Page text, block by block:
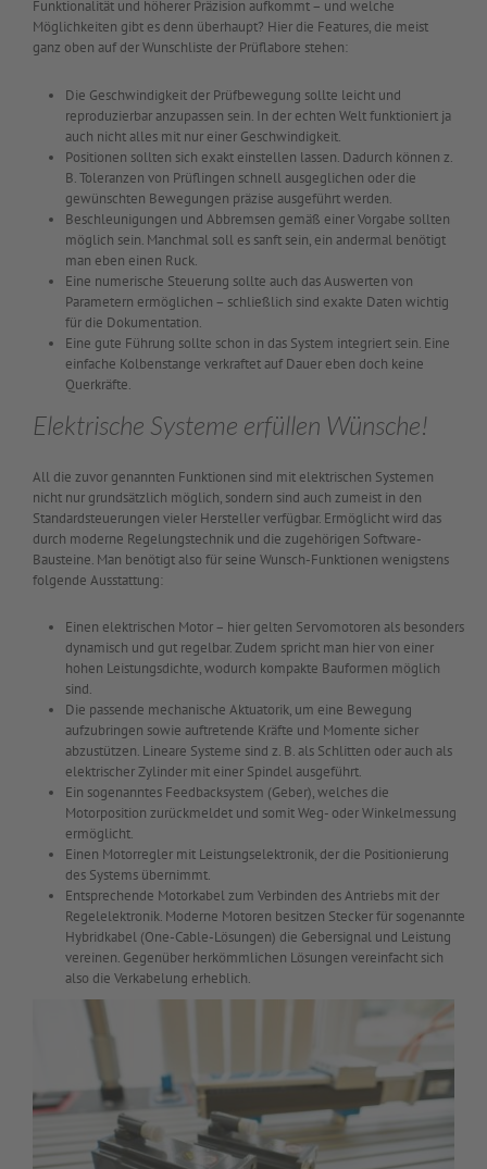
Funktionalität und höherer Präzision aufkommt – und welche
Möglichkeiten gibt es denn überhaupt? Hier die Features, die meist
ganz oben auf der Wunschliste der Prüflabore stehen:
Die Geschwindigkeit der Prüfbewegung sollte leicht und
reproduzierbar anzupassen sein. In der echten Welt funktioniert ja
auch nicht alles mit nur einer Geschwindigkeit.
Positionen sollten sich exakt einstellen lassen. Dadurch können z.
B. Toleranzen von Prüflingen schnell ausgeglichen oder die
gewünschten Bewegungen präzise ausgeführt werden.
Beschleunigungen und Abbremsen gemäß einer Vorgabe sollten
möglich sein. Manchmal soll es sanft sein, ein andermal benötigt
man eben einen Ruck.
Eine numerische Steuerung sollte auch das Auswerten von
Parametern ermöglichen – schließlich sind exakte Daten wichtig
für die Dokumentation.
Eine gute Führung sollte schon in das System integriert sein. Eine
einfache Kolbenstange verkraftet auf Dauer eben doch keine
Querkräfte.
Elektrische Systeme erfüllen Wünsche!
All die zuvor genannten Funktionen sind mit elektrischen Systemen
nicht nur grundsätzlich möglich, sondern sind auch zumeist in den
Standardsteuerungen vieler Hersteller verfügbar. Ermöglicht wird das
durch moderne Regelungstechnik und die zugehörigen Software-
Bausteine. Man benötigt also für seine Wunsch-Funktionen wenigstens
folgende Ausstattung:
Einen elektrischen Motor – hier gelten Servomotoren als besonders
dynamisch und gut regelbar. Zudem spricht man hier von einer
hohen Leistungsdichte, wodurch kompakte Bauformen möglich
sind.
Die passende mechanische Aktuatorik, um eine Bewegung
aufzubringen sowie auftretende Kräfte und Momente sicher
abzustützen. Lineare Systeme sind z. B. als Schlitten oder auch als
elektrischer Zylinder mit einer Spindel ausgeführt.
Ein sogenanntes Feedbacksystem (Geber), welches die
Motorposition zurückmeldet und somit Weg- oder Winkelmessung
ermöglicht.
Einen Motorregler mit Leistungselektronik, der die Positionierung
des Systems übernimmt.
Entsprechende Motorkabel zum Verbinden des Antriebs mit der
Regelelektronik. Moderne Motoren besitzen Stecker für sogenannte
Hybridkabel (One-Cable-Lösungen) die Gebersignal und Leistung
vereinen. Gegenüber herkömmlichen Lösungen vereinfacht sich
also die Verkabelung erheblich.